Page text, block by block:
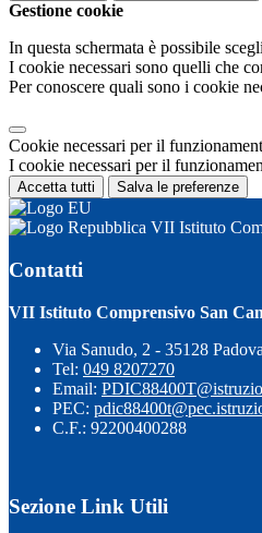
Gestione cookie
In questa schermata è possibile
I cookie necessari sono quelli che
Per conoscere quali sono i cookie
Cookie necessari per il
I cookie necessari per il
Accetta tutti Salva le preferenze
VII Istituto
Contatti
VII Istituto Comprensivo San
Via Sanudo, 2 - 35128 Padova
Tel: 049 8207270
Email:
PEC:
C.F.: 92200400288
Sezione Link Utili